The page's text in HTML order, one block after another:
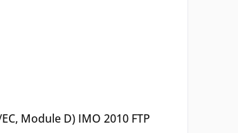
Module D) IMO 2010 FTP